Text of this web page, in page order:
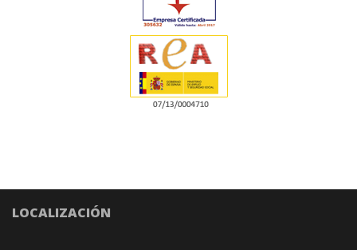
LOCALIZACIÓN